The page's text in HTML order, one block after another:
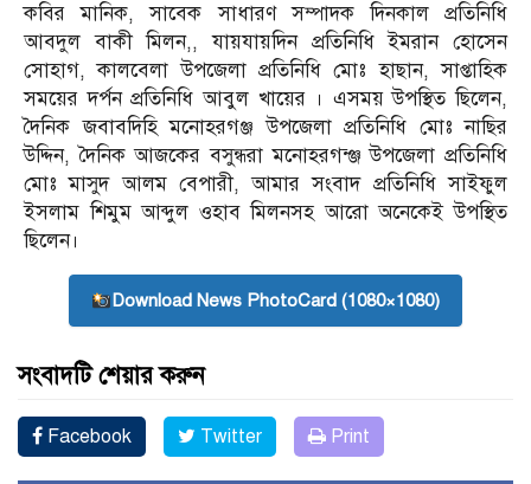
কবির মানিক, সাবেক সাধারণ সম্পাদক দিনকাল প্রতিনিধি
আবদুল বাকী মিলন,, যায়যায়দিন প্রতিনিধি ইমরান হোসেন
সোহাগ, কালবেলা উপজেলা প্রতিনিধি মোঃ হাছান, সাপ্তাহিক
সময়ের দর্পন প্রতিনিধি আবুল খায়ের । এসময় উপস্থিত ছিলেন,
দৈনিক জবাবদিহি মনোহরগঞ্জ উপজেলা প্রতিনিধি মোঃ নাছির
উদ্দিন, দৈনিক আজকের বসুন্ধরা মনোহরগন্ঞ্জ উপজেলা প্রতিনিধি
মোঃ মাসুদ আলম বেপারী, আমার সংবাদ প্রতিনিধি সাইফুল
ইসলাম শিমুম আব্দুল ওহাব মিলনসহ আরো অনেকেই উপস্থিত
ছিলেন।
Download News PhotoCard (1080×1080)
সংবাদটি শেয়ার করুন
Facebook Twitter Print